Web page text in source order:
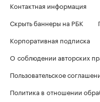
Контактная информация
Скрыть баннеры на РБК
Корпоративная подписка
О соблюдении авторских
Пользовательское
Политика в отношении